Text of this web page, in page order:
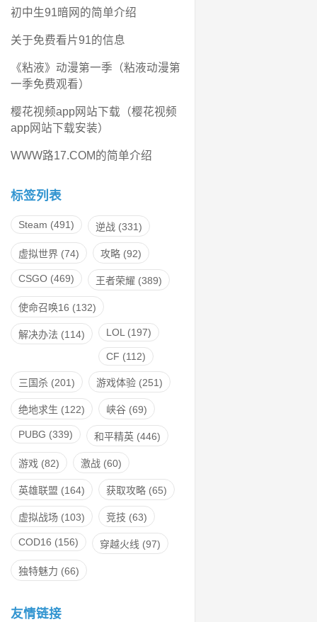
初中生91暗网的简单介绍
关于免费看片91的信息
《粘液》动漫第一季（粘液动漫第
一季免费观看）
樱花视频app网站下载（樱花视频
app网站下载安装）
WWW路17.COM的简单介绍
标签列表
Steam (491) 逆战 (331)
虚拟世界 (74) 攻略 (92)
CSGO (469) 王者荣耀 (389)
使命召唤16 (132)
解决办法 (114) LOL (197)
CF (112)
三国杀 (201) 游戏体验 (251)
绝地求生 (122) 峡谷 (69)
PUBG (339) 和平精英 (446)
游戏 (82) 激战 (60)
英雄联盟 (164) 获取攻略 (65)
虚拟战场 (103) 竞技 (63)
COD16 (156) 穿越火线 (97)
独特魅力 (66)
友情链接